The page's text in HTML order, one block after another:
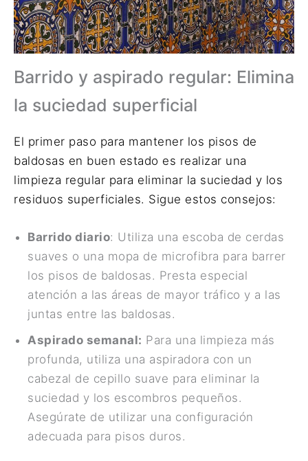
Barrido y aspirado regular: Elimina
la suciedad superficial
El primer paso para mantener los pisos de
baldosas en buen estado es realizar una
limpieza regular para eliminar la suciedad y los
residuos superficiales. Sigue estos consejos:
Barrido diario: Utiliza una escoba de cerdas
suaves o una mopa de microfibra para barrer
los pisos de baldosas. Presta especial
atención a las áreas de mayor tráfico y a las
juntas entre las baldosas.
Aspirado semanal: Para una limpieza más
profunda, utiliza una aspiradora con un
cabezal de cepillo suave para eliminar la
suciedad y los escombros pequeños.
Asegúrate de utilizar una configuración
adecuada para pisos duros.